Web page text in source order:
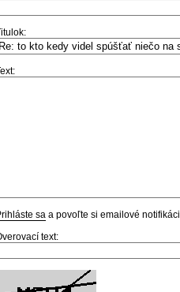
sa a povoľte si emailové
text: